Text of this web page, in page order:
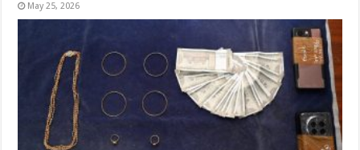
May 25, 2026